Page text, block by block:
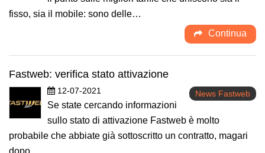
fisso, sia il mobile: sono delle…
Continua
Fastweb: verifica stato attivazione
12-07-2021 News Fastweb
Se state cercando informazioni
sullo stato di attivazione Fastweb è molto
probabile che abbiate già sottoscritto un contratto, magari
dopo…